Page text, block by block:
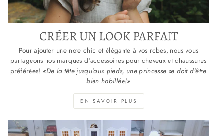
CRÉER UN LOOK PARFAIT
Pour ajouter une note chic et élégante à vos robes, nous vous
partageons nos marques d'accessoires pour cheveux et chaussures
préférées! «De la tête jusqu'aux pieds, une princesse se doit d'être
bien habillée!»
EN SAVOIR PLUS